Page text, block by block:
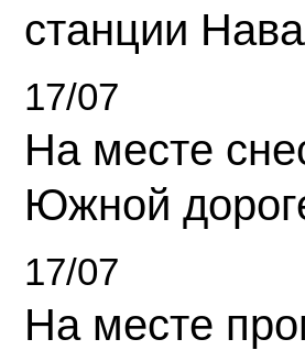
станции
17/07
На месте
Южной
17/07
На месте